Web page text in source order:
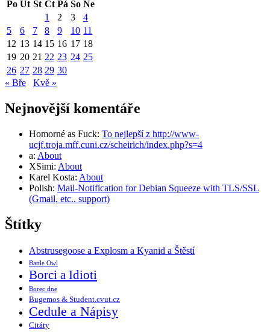
Po Út St Čt Pá So Ne
1
2 3
4
5
6 7 8 9 10 11
12 13 14 15 16 17 18
19 20 21 22 23 24 25
26 27 28 29 30
« Bře
Kvě »
Nejnovější komentáře
Homorné as Fuck: To nejlepší z http://www-
ucjf.troja.mff.cuni.cz/scheirich/index.php?s=4
a: About
XSimi: About
Karel Kosta: About
Polish: Mail-Notification for Debian Squeeze with TLS/SSL
(Gmail, etc.. support)
Štítky
Abstrusegoose a Explosm a Kyanid a Štěstí
Battle Owl
Borci a Idioti
Borec dne
Bugemos & Student.cvut.cz
Cedule a Nápisy
Citáty